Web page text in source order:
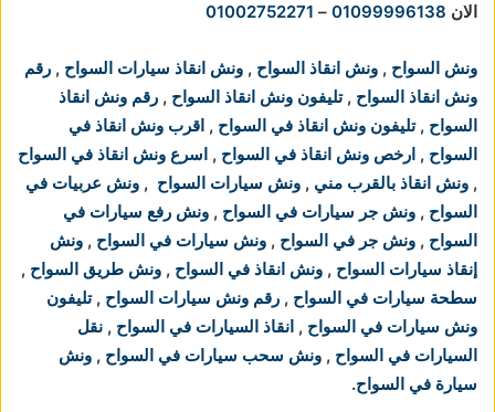
الان 01099996138
–
01002752271
ونش السواح , ونش انقاذ السواح , ونش انقاذ سيارات السواح , رقم
ونش انقاذ السواح ,تليفون ونش انقاذ السواح , رقم ونش انقاذ
السواح ,تليفون ونش انقاذ في السواح , اقرب ونش انقاذ في
السواح , ارخص ونش انقاذ في السواح , اسرع ونش انقاذ في السواح
, ونش انقاذ بالقرب مني , ونش سيارات السواح , ونش عربيات في
السواح , ونش جر سيارات في السواح , ونش رفع سيارات في
السواح , ونش جر في السواح , ونش سيارات في السواح , ونش
إنقاذ سيارات السواح , ونش انقاذ في السواح , ونش طريق السواح ,
سطحة سيارات في السواح , رقم ونش سيارات السواح ,تليفون
ونش سيارات في السواح , انقاذ السيارات في السواح , نقل
السيارات في السواح , ونش سحب سيارات في السواح , ونش
سيارة في السواح.